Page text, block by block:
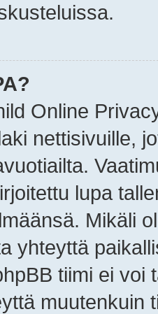
Online
nettisivuille,
lupa
Mikäli
yhteyttä
tiimi ei
muutenkuin